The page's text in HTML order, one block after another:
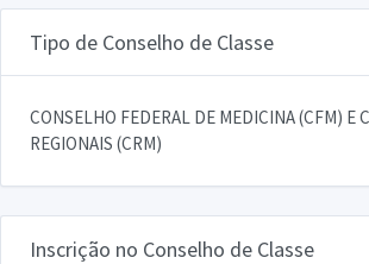
Tipo de Conselho de Classe
CONSELHO FEDERAL DE MEDICINA (CFM) E
REGIONAIS (CRM)
Inscrição no Conselho de Classe